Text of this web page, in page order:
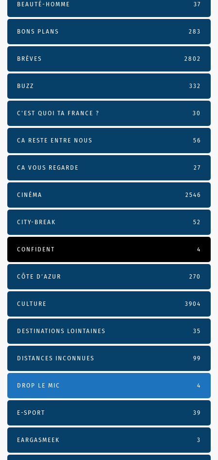
BEAUTÉ-HOMME 37
BONS PLANS 283
BRÈVES 2802
BUZZ 332
C'EST QUOI TA FRANCE ? 30
CA RESTE ENTRE NOUS 56
CA VOUS REGARDE 27
CINÉMA 2546
CITY-BREAK 52
CONFIDENT 4
CÔTE D’AZUR 270
CULTURE 3904
DESTINATIONS LOINTAINES 35
DISTANCES INCONNUES 99
DROP LE MIC 4
E-SPORT 39
EARGASMEEK 3